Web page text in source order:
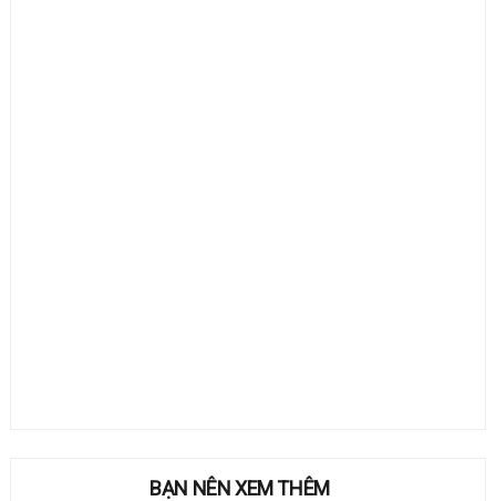
BẠN NÊN XEM THÊM